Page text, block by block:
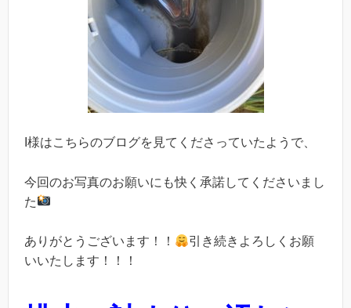
I様はこちらのブログを見てくださっていたようで、
今回のお写真のお願いにも快く承諾してくださいまし
た
ありがとうございます！！
引き続きよろしくお願
いいたします！！！